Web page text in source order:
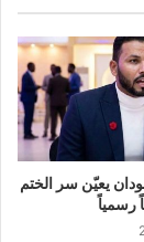
يعيّن سر الختم
رسمياً